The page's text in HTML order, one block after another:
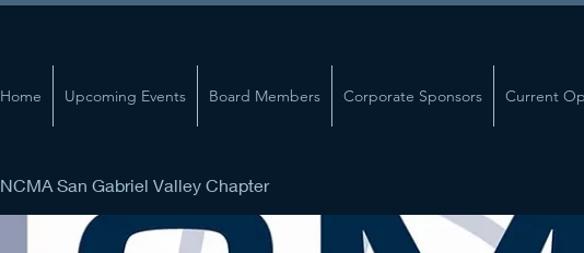
Home Upcoming Events Board Members Corporate Sponsors Current
NCMA San Gabriel Valley Chapter